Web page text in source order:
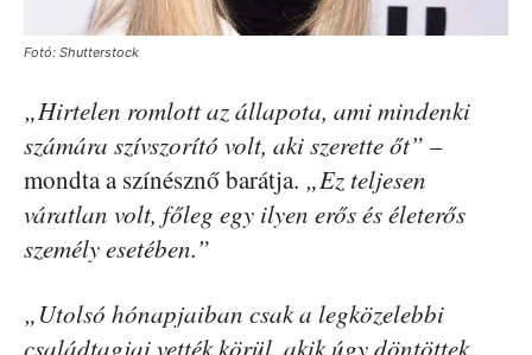
Fotó: Shutterstock
„Hirtelen romlott az állapota, ami mindenki
számára szívszorító volt, aki szerette őt” –
mondta a színésznő barátja. „Ez teljesen
váratlan volt, főleg egy ilyen erős és életerős
személy esetében.”
„Utolsó hónapjaiban csak a legközelebbi
családtagjai vették körül, akik úgy döntöttek,